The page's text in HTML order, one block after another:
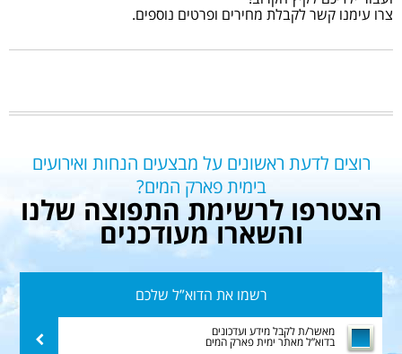
צרו עימנו קשר לקבלת מחירים ופרטים נוספים.
רוצים לדעת ראשונים על מבצעים הנחות ואירועים
בימית פארק המים?
הצטרפו לרשימת התפוצה שלנו
והשארו מעודכנים
הדוא”ל
מאשר/ת לקבל מידע ועדכונים
בדוא”ל מאתר ימית פארק המים